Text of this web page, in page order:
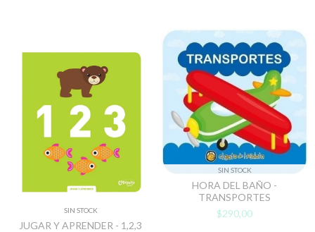
SIN STOCK
JUGAR Y APRENDER - 1,2,3
SIN STOCK
HORA DEL BAÑO -
TRANSPORTES
$290,00